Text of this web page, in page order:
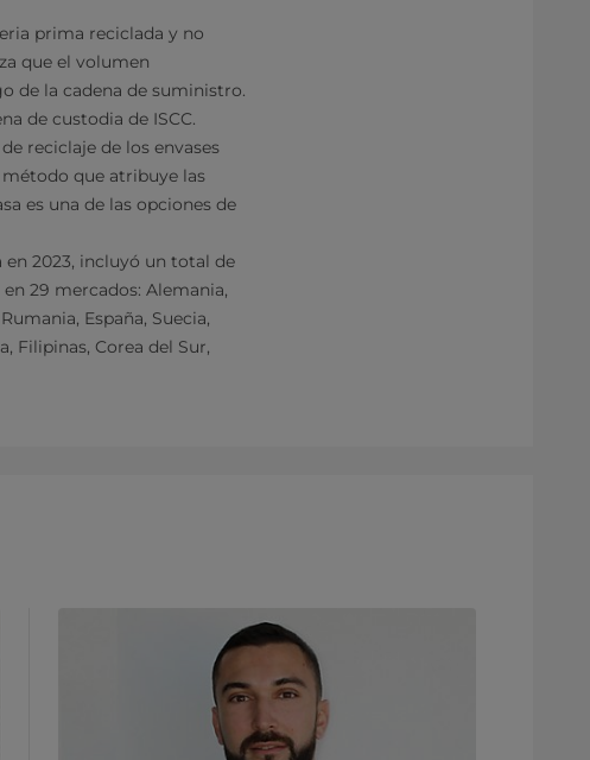
prima reciclada y no
que el volumen
de la cadena de suministro.
de custodia de ISCC.
reciclaje de los envases
método que atribuye las
es una de las opciones de
en 2023, incluyó un total de
29 mercados: Alemania,
España, Suecia,
Filipinas, Corea del Sur,